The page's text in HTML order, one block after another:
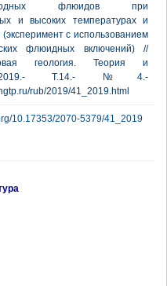
флюидов при
и высоких температурах и
с использованием
флюидных включений) //
геология. Теория и
2019.- Т.14.- №4.-
rub/2019/41_2019.html
10.17353/2070-5379/41_2019